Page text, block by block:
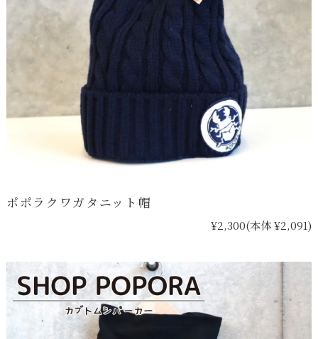
ポポラクワガタニット帽
¥2,300(本体 ¥2,091)